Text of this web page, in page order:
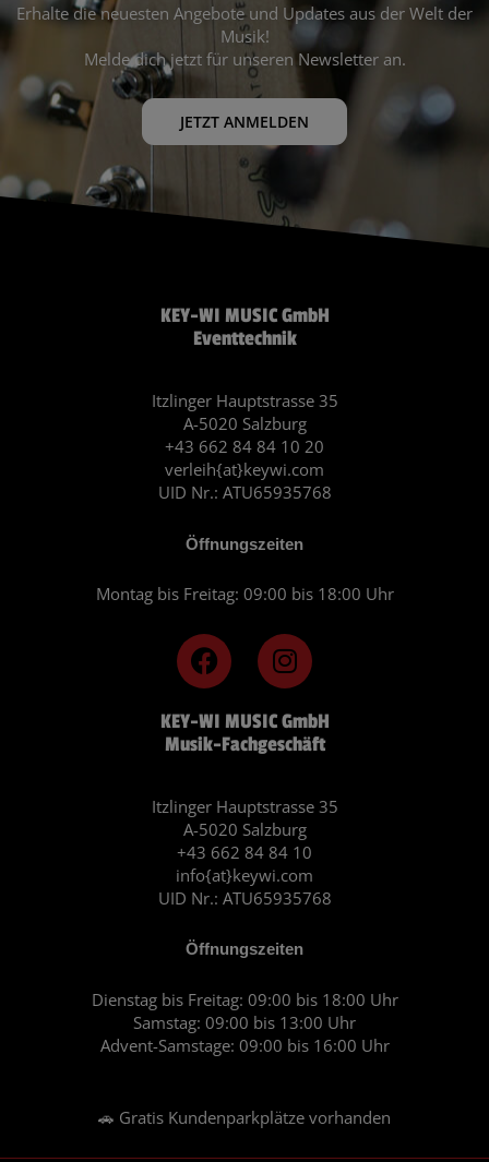
Erhalte die neuesten Angebote und Updates aus der Welt der
Musik!
Melde dich jetzt für unseren Newsletter an.
JETZT ANMELDEN
KEY-WI MUSIC GmbH
Musik-Fachgeschäft
Itzlinger Hauptstrasse 35
A-5020 Salzburg
+43 662 84 84 10
info{at}keywi.com
UID Nr.: ATU65935768
Öffnungszeiten
Dienstag bis Freitag: 09:00 bis 18:00 Uhr
Samstag: 09:00 bis 13:00 Uhr
Advent-Samstage: 09:00 bis 16:00 Uhr
🚗 Gratis Kundenparkplätze vorhanden
F
a
c
e
b
o
k
I
n
s
t
a
r
a
m
KEY-WI MUSIC GmbH
Eventtechnik
Itzlinger Hauptstrasse 35
A-5020 Salzburg
+43 662 84 84 10 20
verleih{at}keywi.com
UID Nr.: ATU65935768
Öffnungszeiten
Montag bis Freitag: 09:00 bis 18:00 Uhr